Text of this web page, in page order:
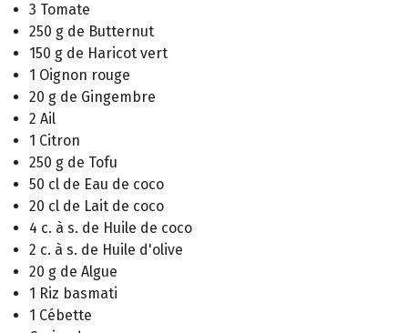
3 Tomate
250 g de Butternut
150 g de Haricot vert
1 Oignon rouge
20 g de Gingembre
2 Ail
1 Citron
250 g de Tofu
50 cl de Eau de coco
20 cl de Lait de coco
4 c. à s. de Huile de coco
2 c. à s. de Huile d'olive
20 g de Algue
1 Riz basmati
1 Cébette